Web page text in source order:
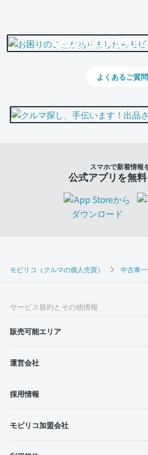
モビリコ（クルマの個人売買） 中古車
0800-500-5500
よくあるご質
スマホで新着情報
公式アプリを無
サービス規約とその他情報
販売可能エリア
運営会社
採用情報
モビリコ加盟会社